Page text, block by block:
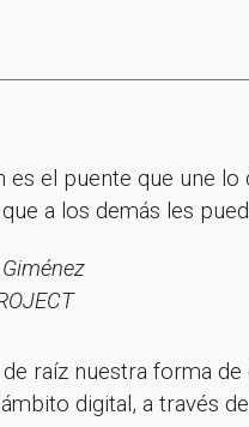
es el puente que une
a los demás les
raíz nuestra forma
digital, a través